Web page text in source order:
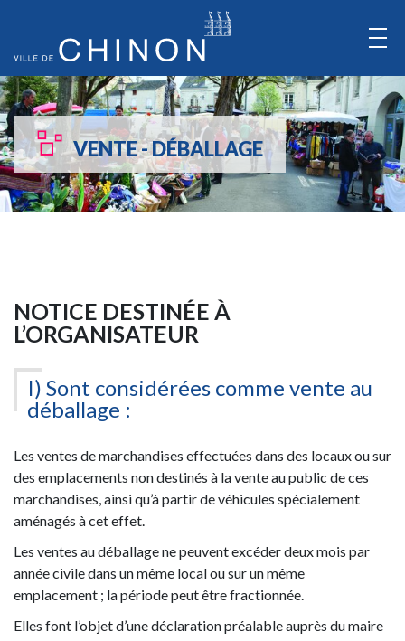
Aller
au
ContenuAller
au
Menu
VENTE - DÉBALLAGE
NOTICE DESTINÉE À
L’ORGANISATEUR
I) Sont considérées comme vente au
déballage :
Les ventes de marchandises effectuées dans des locaux ou sur
des emplacements non destinés à la vente au public de ces
marchandises, ainsi qu’à partir de véhicules spécialement
aménagés à cet effet.
Les ventes au déballage ne peuvent excéder deux mois par
année civile dans un même local ou sur un même
emplacement ; la période peut être fractionnée.
Elles font l’objet d’une déclaration préalable auprès du maire